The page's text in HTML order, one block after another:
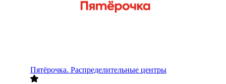
Пятёрочка. Распределительные центры